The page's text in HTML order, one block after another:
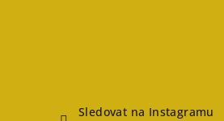
Sledovat na Instagramu